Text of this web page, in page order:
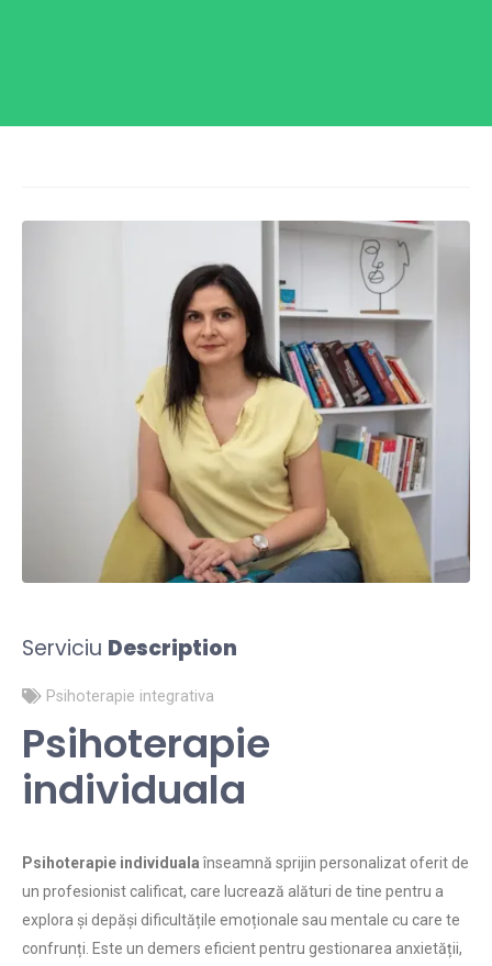
Serviciu Description
Psihoterapie integrativa
Psihoterapie
individuala
Psihoterapie individualaînseamnă sprijin personalizat oferit de
un profesionist calificat, care lucrează alături de tine pentru a
explora și depăși dificultățile emoționale sau mentale cu care te
confrunți. Este un demers eficient pentru gestionarea anxietății,